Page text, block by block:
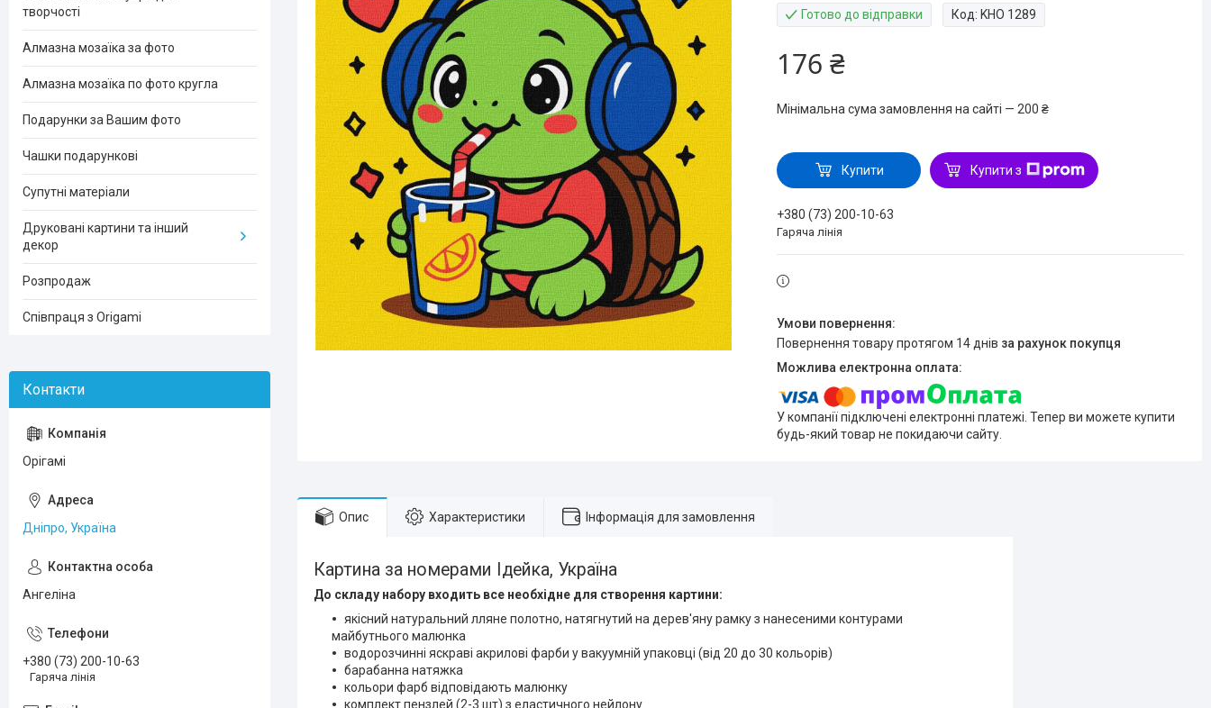
Готово до відправки Код: KHO 1289
176 ₴
Мінімальна сума замовлення на сайті — 200 ₴
Купити Купити з
+380 (73) 200-10-63
Гаряча лінія
повернення товару протягом 14 днів за рахунок покупця
У компанії підключені електронні платежі. Тепер ви можете купити
будь-який товар не покидаючи сайту.
Опис Характеристики Інформація для замовлення
Картина за номерами Ідейка, Україна
До складу набору входить все необхідне для створення картини:
якісний натуральний лляне полотно, натягнутий на дерев'яну рамку з нанесеними контурами
майбутнього малюнка
водорозчинні яскраві акрилові фарби у вакуумній упаковці (від 20 до 30 кольорів)
барабанна натяжка
кольори фарб відповідають малюнку
комплект пензлей (2-3 шт) з еластичного нейлону
творчості
Алмазна мозаїка за фото
Алмазна мозаїка по фото кругла
Подарунки за Вашим фото
Чашки подарункові
Супутні матеріали
Друковані картини та інший
декор
Розпродаж
Співпраця з Origami
Орігамі
Дніпро, Україна
Ангеліна
+380 (73) 200-10-63
Гаряча лінія